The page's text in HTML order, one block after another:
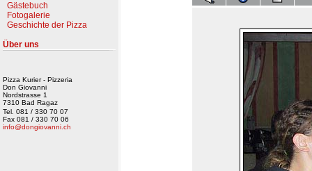
Gästebuch
Fotogalerie
Geschichte der Pizza
Über uns
Pizza Kurier - Pizzeria
Don Giovanni
Nordstrasse 1
7310 Bad Ragaz
Tel. 081 / 330 70 07
Fax 081 / 330 70 06
info@dongiovanni.ch